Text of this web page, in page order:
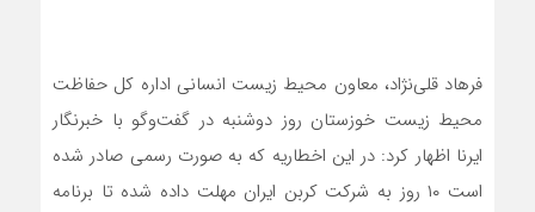
فرهاد قلی‌نژاد، معاون محیط زیست انسانی اداره کل حفاظت
محیط زیست خوزستان روز دوشنبه در گفت‌وگو با خبرنگار
ایرنا اظهار کرد: در این اخطاریه که به صورت رسمی صادر شده
است ۱۰ روز به شرکت کربن ایران مهلت داده شده تا برنامه